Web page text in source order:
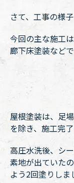
さて、工事の様
今回の主な施工
廊下床塗装などで
屋根塗装は、足
を除き、施工完了
高圧水洗後、シ
素地が出ていた
よう2回塗りしま